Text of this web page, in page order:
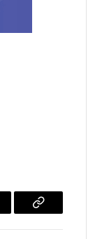
Copy